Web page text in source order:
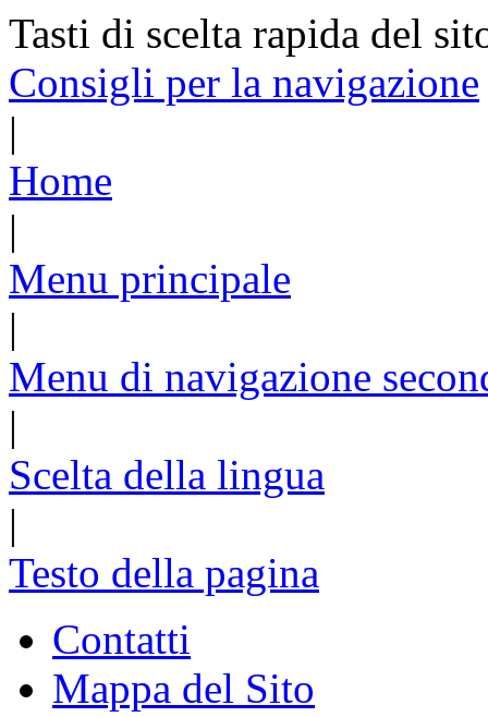
Tasti di scelta rapida del
Consigli per la navigazione
|
Home
|
Menu principale
|
Menu di navigazione
|
Scelta della lingua
|
Testo della pagina
Contatti
Mappa del Sito